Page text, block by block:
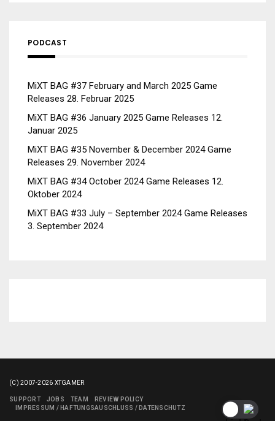
PODCAST
MiXT BAG #37 February and March 2025 Game
Releases 28. Februar 2025
MiXT BAG #36 January 2025 Game Releases 12.
Januar 2025
MiXT BAG #35 November & December 2024 Game
Releases 29. November 2024
MiXT BAG #34 October 2024 Game Releases 12.
Oktober 2024
MiXT BAG #33 July – September 2024 Game Releases
3. September 2024
(C) 2007-2026 XTGAMER
SUPPORT JOBS TEAM
REVIEW POLICY
IMPRESSUM / HAFTUNGSAUSCHLUSS / DATENSCHUTZ